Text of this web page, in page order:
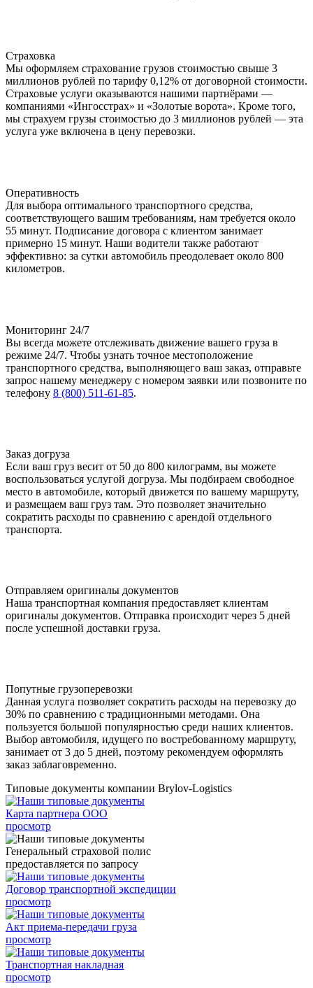
Страховка
Мы оформляем страхование грузов стоимостью свыше 3
миллионов рублей по тарифу 0,12% от договорной стоимости.
Страховые услуги оказываются нашими партнёрами —
компаниями «Ингосстрах» и «Золотые ворота». Кроме того,
мы страхуем грузы стоимостью до 3 миллионов рублей — эта
услуга уже включена в цену перевозки.
Оперативность
Для выбора оптимального транспортного средства,
соответствующего вашим требованиям, нам требуется около
55 минут. Подписание договора с клиентом занимает
примерно 15 минут. Наши водители также работают
эффективно: за сутки автомобиль преодолевает около 800
километров.
Мониторинг 24/7
Вы всегда можете отслеживать движение вашего груза в
режиме 24/7. Чтобы узнать точное местоположение
транспортного средства, выполняющего ваш заказ, отправьте
запрос нашему менеджеру с номером заявки или позвоните по
телефону 8 (800) 511-61-85.
Заказ догруза
Если ваш груз весит от 50 до 800 килограмм, вы можете
воспользоваться услугой догруза. Мы подбираем свободное
место в автомобиле, который движется по вашему маршруту,
и размещаем ваш груз там. Это позволяет значительно
сократить расходы по сравнению с арендой отдельного
транспорта.
Отправляем оригиналы документов
Наша транспортная компания предоставляет клиентам
оригиналы документов. Отправка происходит через 5 дней
после успешной доставки груза.
Попутные грузоперевозки
Данная услуга позволяет сократить расходы на перевозку до
30% по сравнению с традиционными методами. Она
пользуется большой популярностью среди наших клиентов.
Выбор автомобиля, идущего по востребованному маршруту,
занимает от 3 до 5 дней, поэтому рекомендуем оформлять
заказ заблаговременно.
Типовые документы компании Brylov-Logistics
Карта партнера ООО
просмотр
Генеральный страховой полис
предоставляется по запросу
Договор транспортной экспедиции
просмотр
Акт приема-передачи груза
просмотр
Транспортная накладная
просмотр